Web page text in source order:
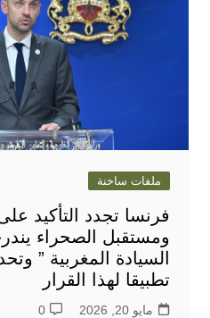
ملفات ساخنة
فرنسا تجدد التأكيد
ومستقبل الصحراء
السيادة المغربية ”
تطبيقا لهذا القرار
مايو 20, 2026 0